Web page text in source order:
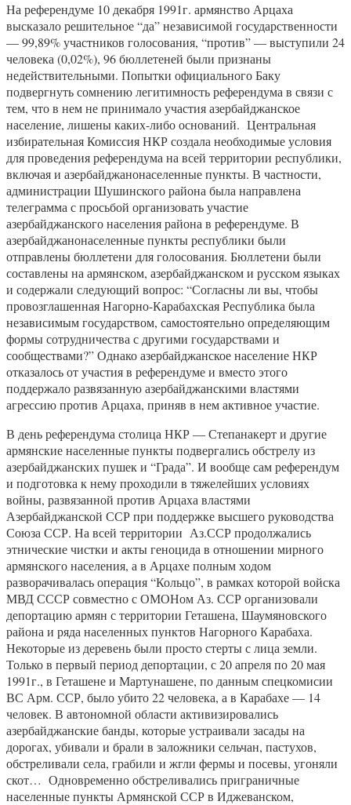
На референдуме 10 декабря 1991г. армянство Арцаха
высказало решительное “да” независимой государственности
— 99,89% участников голосования, “против” — выступили 24
человека (0,02%), 96 бюллетеней были признаны
недействительными. Попытки официального Баку
подвергнуть сомнению легитимность референдума в связи с
тем, что в нем не принимало участия азербайджанское
население, лишены каких-либо оснований. Центральная
избирательная Комиссия НКР создала необходимые условия
для проведения референдума на всей территории республики,
включая и азербайджанонаселенные пункты. В частности,
администрации Шушинского района была направлена
телеграмма с просьбой организовать участие
азербайджанского населения района в референдуме. В
азербайджанонаселенные пункты республики были
отправлены бюллетени для голосования. Бюллетени были
составлены на армянском, азербайджанском и русском языках
и содержали следующий вопрос: “Согласны ли вы, чтобы
провозглашенная Нагорно-Карабахская Республика была
независимым государством, самостоятельно определяющим
формы сотрудничества с другими государствами и
сообществами?” Однако азербайджанское население НКР
отказалось от участия в референдуме и вместо этого
поддержало развязанную азербайджанскими властями
агрессию против Арцаха, приняв в нем активное участие.
В день референдума столица НКР — Степанакерт и другие
армянские населенные пункты подвергались обстрелу из
азербайджанских пушек и “Града”. И вообще сам референдум
и подготовка к нему проходили в тяжелейших условиях
войны, развязанной против Арцаха властями
Азербайджанской ССР при поддержке высшего руководства
Союза ССР. На всей территории Аз.ССР продолжались
этнические чистки и акты геноцида в отношении мирного
армянского населения, а в Арцахе полным ходом
разворачивалась операция “Кольцо”, в рамках которой войска
МВД СССР совместно с ОМОНом Аз. ССР организовали
депортацию армян с территории Геташена, Шаумяновского
района и ряда населенных пунктов Нагорного Карабаха.
Некоторые из деревень были просто стерты с лица земли.
Только в первый период депортации, с 20 апреля по 20 мая
1991г., в Геташене и Мартунашене, по данным спецкомисии
ВС Арм. ССР, было убито 22 человека, а в Карабахе — 14
человек. В автономной области активизировались
азербайджанские банды, которые устраивали засады на
дорогах, убивали и брали в заложники сельчан, пастухов,
обстреливали села, грабили и жгли фермы и посевы, угоняли
скот… Одновременно обстреливались приграничные
населенные пункты Армянской ССР в Иджеванском,